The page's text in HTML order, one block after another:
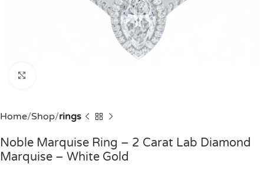
Home Shop rings
Noble Marquise Ring – 2 Carat Lab Diamond
Marquise – White Gold